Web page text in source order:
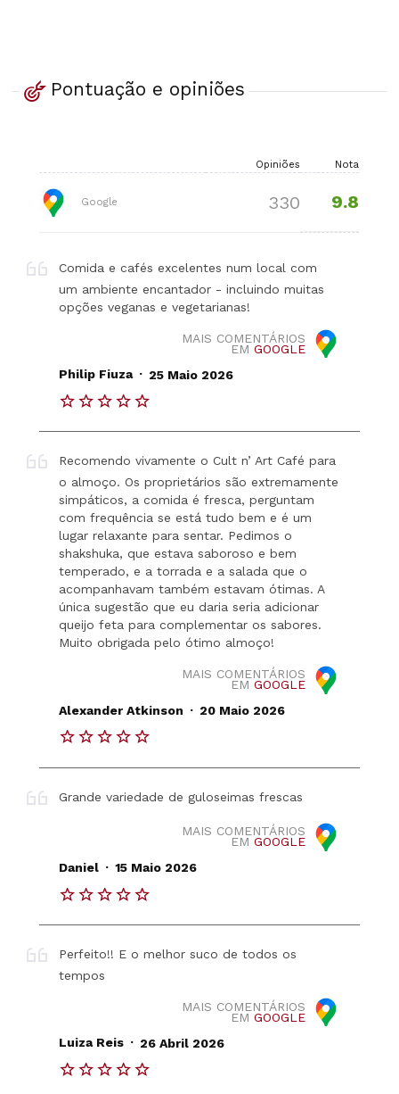
Pontuação e opiniões
Opiniões Nota
Google 330 9.8
Comida e cafés excelentes num local com
um ambiente encantador - incluindo muitas
opções veganas e vegetarianas!
MAIS COMENTÁRIOS
EM GOOGLE
Philip Fiuza . 25 Maio 2026
Recomendo vivamente o Cult n’ Art Café para
o almoço. Os proprietários são extremamente
simpáticos, a comida é fresca, perguntam
com frequência se está tudo bem e é um
lugar relaxante para sentar. Pedimos o
shakshuka, que estava saboroso e bem
temperado, e a torrada e a salada que o
acompanhavam também estavam ótimas. A
única sugestão que eu daria seria adicionar
queijo feta para complementar os sabores.
Muito obrigada pelo ótimo almoço!
MAIS COMENTÁRIOS
EM GOOGLE
Alexander Atkinson . 20 Maio 2026
Grande variedade de guloseimas frescas
MAIS COMENTÁRIOS
EM GOOGLE
Daniel . 15 Maio 2026
Perfeito!! E o melhor suco de todos os
tempos
MAIS COMENTÁRIOS
EM GOOGLE
Luiza Reis . 26 Abril 2026